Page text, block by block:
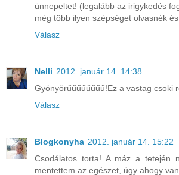
ünnepeltet! (legalább az irigykedés
még több ilyen szépséget olvasnék
Válasz
Nelli 2012. január 14. 14:38
Gyönyörűűűűűűűű!Ez a vastag csoki
Válasz
Blogkonyha 2012. január 14. 15:22
Csodálatos torta! A máz a tetején
mentettem az egészet, úgy ahogy